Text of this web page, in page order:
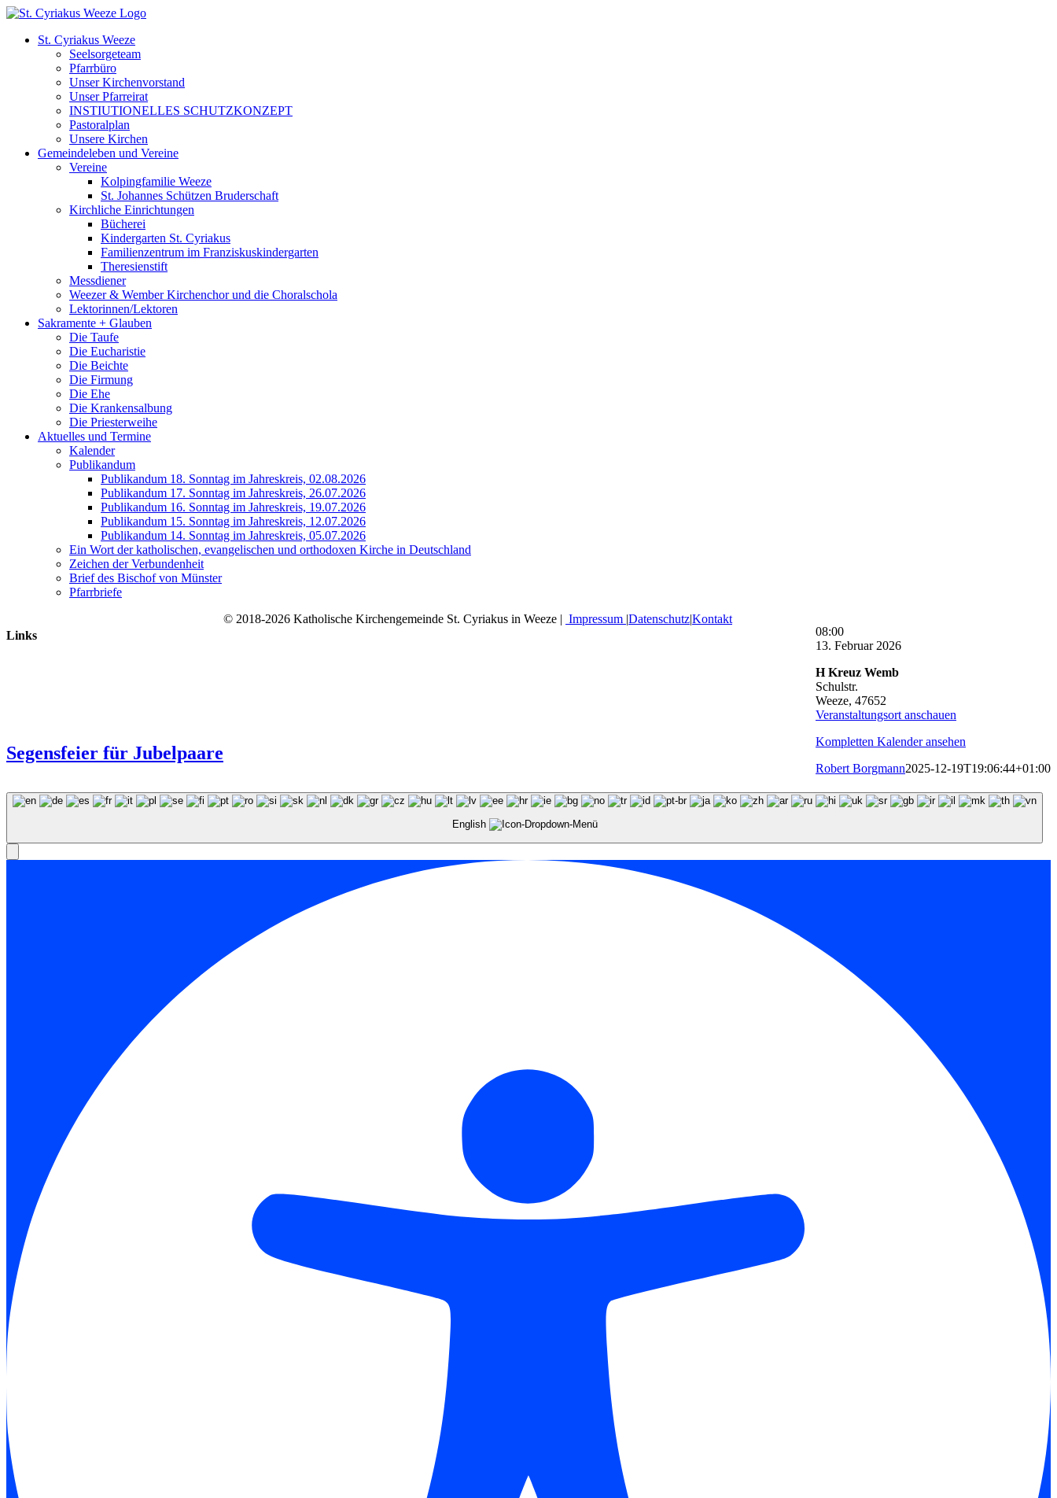
Zum
springenSt. Cyriakus Weeze
Seelsorgeteam
Pfarrbüro
Unser Kirchenvorstand
Unser Pfarreirat
INSTIUTIONELLES SCHUTZKONZEPT
Pastoralplan
Unsere Kirchen
Gemeindeleben und Vereine
Vereine
Kolpingfamilie Weeze
St. Johannes Schützen Bruderschaft
Kirchliche Einrichtungen
Bücherei
Kindergarten St. Cyriakus
Familienzentrum im Franziskuskindergarten
Theresienstift
Messdiener
Weezer & Wember Kirchenchor und die Choralschola
Lektorinnen/Lektoren
Sakramente + Glauben
Die Taufe
Die Eucharistie
Die Beichte
Die Firmung
Die Ehe
Die Krankensalbung
Die Priesterweihe
Aktuelles und Termine
Kalender
Publikandum
Publikandum 18. Sonntag im Jahreskreis, 02.08.2026
Publikandum 17. Sonntag im Jahreskreis, 26.07.2026
Publikandum 16. Sonntag im Jahreskreis, 19.07.2026
Publikandum 15. Sonntag im Jahreskreis, 12.07.2026
Publikandum 14. Sonntag im Jahreskreis, 05.07.2026
Ein Wort der katholischen, evangelischen und orthodoxen Kirche in Deutschland
Zeichen der Verbundenheit
Brief des Bischof von Münster
Pfarrbriefe
Hl.
Kreuz:
08:00
13. Februar 2026
H Kreuz Wemb
Schulstr.
Weeze, 47652
Veranstaltungsort anschauen
Kompletten Kalender ansehen
Robert Borgmann2025-12-19T19:06:44+01:00
Links
Segensfeier für Jubelpaare
© 2018-2026 Katholische Kirchengemeinde St. Cyriakus in Weeze | Impressum |Datenschutz|Kontakt
English